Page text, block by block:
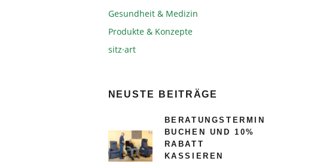
Gesundheit & Medizin
Produkte & Konzepte
sitz·art
NEUSTE BEITRÄGE
BERATUNGSTERMIN
BUCHEN UND 10%
RABATT
KASSIEREN